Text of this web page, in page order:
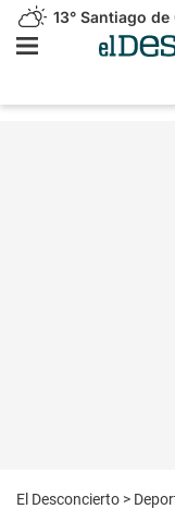
13° Santiago de
El Desconcierto >